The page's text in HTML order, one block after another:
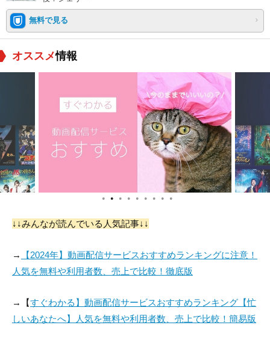
無料で見る
オススメ情報
● ● ● ● ● ● ● ● ●
↓↓みんなが読んでいる人気記事↓↓
→
【2024年】動画配信サービスおすすめランキングに注意！
人気を無料や利用者数、売上で比較！徹底版
→【すぐわかる】動画配信サービスおすすめランキング【忙
しいあなたへ】人気を無料や利用者数、売上で比較！簡易版